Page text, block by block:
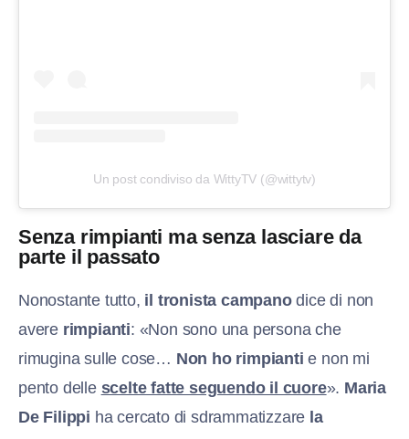
Un post condiviso da WittyTV (@wittytv)
Senza rimpianti ma senza lasciare da
parte il passato
Nonostante tutto, il tronista campanodice di non
avere rimpianti: «Non sono una persona che
rimugina sulle cose… Non ho rimpianti e non mi
pento delle scelte fatte seguendo il cuore». Maria
De Filippi ha cercato di sdrammatizzare la